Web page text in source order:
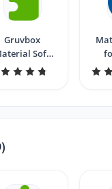
Gruvbox
Soft
Theme